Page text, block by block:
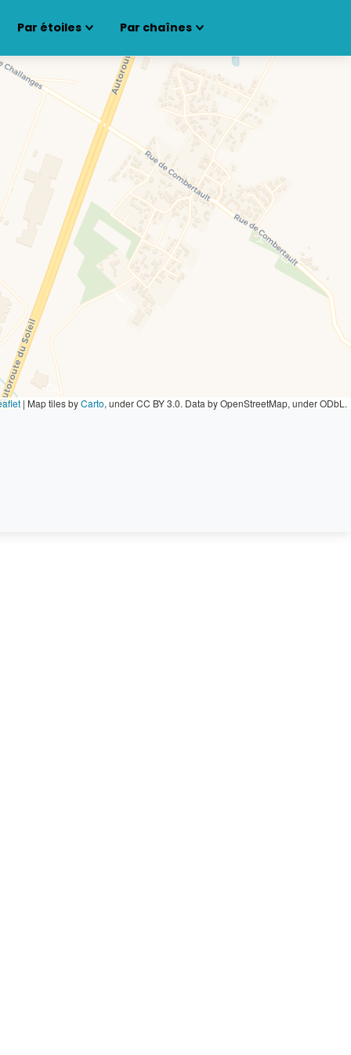
Par étoiles Par chaînes
| Map tiles byCarto, under CC BY 3.0. Data by OpenStreetMap, under ODbL.